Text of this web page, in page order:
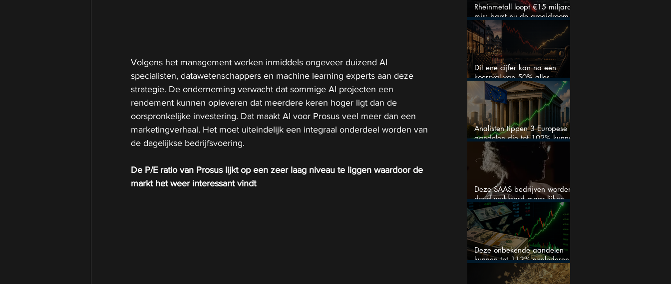
Volgens het management werken inmiddels ongeveer duizend AI
specialisten, datawetenschappers en machine learning experts aan deze
strategie. De onderneming verwacht dat sommige AI projecten een
rendement kunnen opleveren dat meerdere keren hoger ligt dan de
oorspronkelijke investering. Dat maakt AI voor Prosus veel meer dan een
marketingverhaal. Het moet uiteindelijk een integraal onderdeel worden van
de dagelijkse bedrijfsvoering.
De P/E ratio van Prosus lijkt op een zeer laag niveau te liggen waardoor de
markt het weer interessant vindt
Rheinmetall loopt €15 miljard
mis: barst nu de groeidroom
van het defensiebedrijf?
Dit ene cijfer kan na een
koersval van 50% alles
veranderen
Analisten tippen 3 Europese
aandelen die tot 102% kunnen
stijgen
Deze SAAS bedrijven worden
dood verklaard maar lijken
springlevend
Deze onbekende aandelen
kunnen tot 113% exploderen
(één springt eruit)